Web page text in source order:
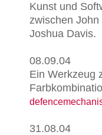
Kunst und
zwischen
Joshua Davis.
08.09.04
Ein Werkzeug
31.08.04